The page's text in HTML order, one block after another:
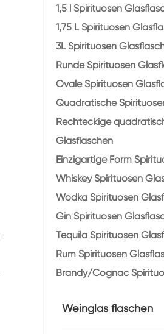
1,5 l Spirituosen
1,75 L Spirituosen
3L Spirituosen
Runde Spirituosen
Ovale Spirituosen
Quadratische
Rechteckige
Glasflaschen
Einzigartige Form
Whiskey Spirituosen
Wodka Spirituosen
Gin Spirituosen
Tequila Spirituosen
Rum Spirituosen
Brandy/Cognac
Weinglas flaschen